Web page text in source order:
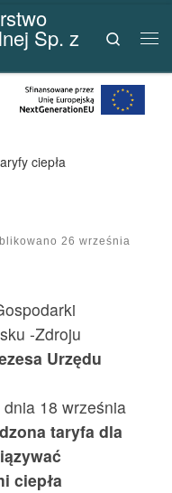
Sp. z
Search
ciepła
26 września
-Zdroju
Urzędu
dnia 18 września
taryfa dla
ciepła